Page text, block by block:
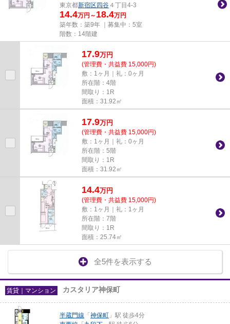
東京都新宿区 四谷 ４丁目4-3
14.4万円～ 18.4万円
築年数：築9年 ｜募集中： 5室
階数：14階建
17.9万円
(管理費・共益費 15,000円)
敷：1ヶ月｜礼：0ヶ月
所在階：4階
間取り：1R
面積：31.92㎡
17.9万円
(管理費・共益費 15,000円)
敷：1ヶ月｜礼：0ヶ月
所在階：5階
間取り：1R
面積：31.92㎡
14.4万円
(管理費・共益費 15,000円)
敷：1ヶ月｜礼：1ヶ月
所在階：7階
間取り：1R
面積：25.74㎡
全5件を表示する
賃貸｜マンション カスタリア神保町
半蔵門線 「 神保町 」駅 徒歩4分